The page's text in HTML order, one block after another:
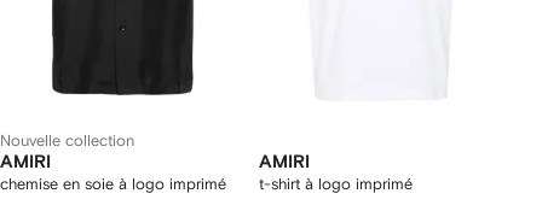
Nouvelle collection
AMIRI
chemise en soie à logo imprimé
AMIRI
t-shirt à logo imprimé